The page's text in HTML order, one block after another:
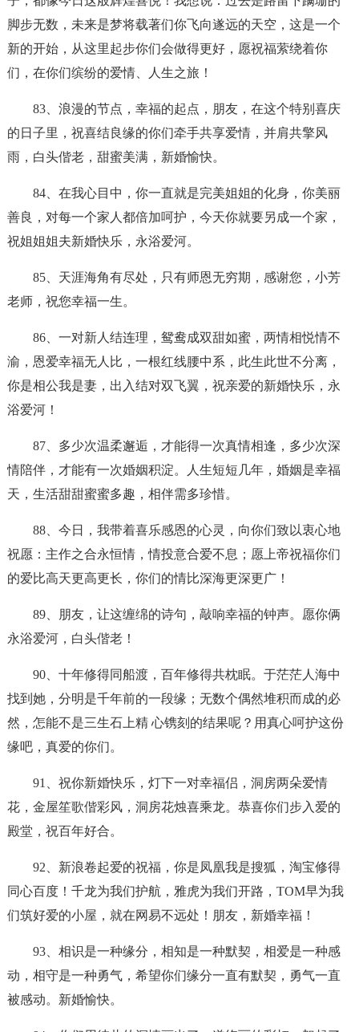
脚步无数，未来是梦将载著们你飞向遂远的天空，这是一个
新的开始，从这里起步你们会做得更好，愿祝福萦绕着你
们，在你们缤纷的爱情、人生之旅！
83、浪漫的节点，幸福的起点，朋友，在这个特别喜庆
的日子里，祝喜结良缘的你们牵手共享爱情，并肩共擎风
雨，白头偕老，甜蜜美满，新婚愉快。
84、在我心目中，你一直就是完美姐姐的化身，你美丽
善良，对每一个家人都倍加呵护，今天你就要另成一个家，
祝姐姐姐夫新婚快乐，永浴爱河。
85、天涯海角有尽处，只有师恩无穷期，感谢您，小芳
老师，祝您幸福一生。
86、一对新人结连理，鸳鸯成双甜如蜜，两情相悦情不
渝，恩爱幸福无人比，一根红线腰中系，此生此世不分离，
你是相公我是妻，出入结对双飞翼，祝亲爱的新婚快乐，永
浴爱河！
87、多少次温柔邂逅，才能得一次真情相逢，多少次深
情陪伴，才能有一次婚姻积淀。人生短短几年，婚姻是幸福
天，生活甜甜蜜蜜多趣，相伴需多珍惜。
88、今日，我带着喜乐感恩的心灵，向你们致以衷心地
祝愿：主作之合永恒情，情投意合爱不息；愿上帝祝福你们
的爱比高天更高更长，你们的情比深海更深更广！
89、朋友，让这缠绵的诗句，敲响幸福的钟声。愿你俩
永浴爱河，白头偕老！
90、十年修得同船渡，百年修得共枕眠。于茫茫人海中
找到她，分明是千年前的一段缘；无数个偶然堆积而成的必
然，怎能不是三生石上精 心镌刻的结果呢？用真心呵护这份
缘吧，真爱的你们。
91、祝你新婚快乐，灯下一对幸福侣，洞房两朵爱情
花，金屋笙歌偕彩风，洞房花烛喜乘龙。恭喜你们步入爱的
殿堂，祝百年好合。
92、新浪卷起爱的祝福，你是凤凰我是搜狐，淘宝修得
同心百度！千龙为我们护航，雅虎为我们开路，TOM早为我
们筑好爱的小屋，就在网易不远处！朋友，新婚幸福！
93、相识是一种缘分，相知是一种默契，相爱是一种感
动，相守是一种勇气，希望你们缘分一直有默契，勇气一直
被感动。新婚愉快。